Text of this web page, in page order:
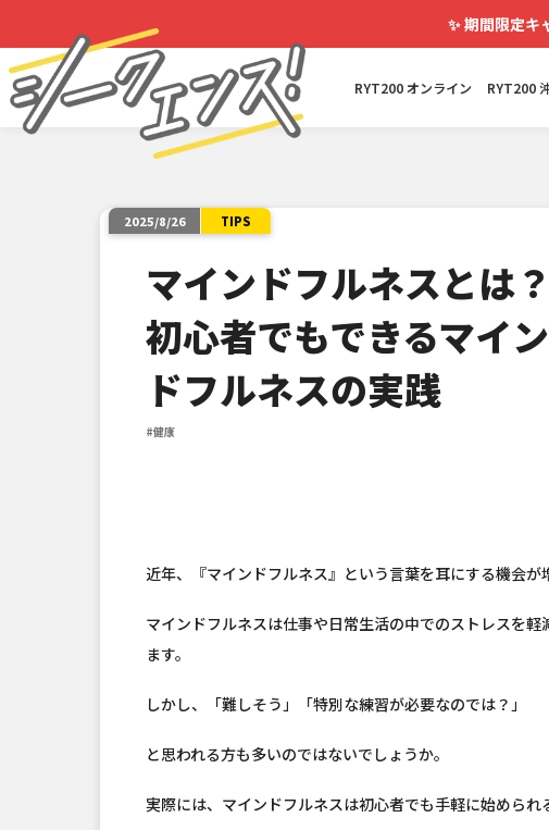
✨期間限定キ
RYT200 オンライン RYT200
2025/8/26 TIPS
マインドフルネスとは？
初心者でもできるマイン
ドフルネスの実践
#健康
近年、『マインドフルネス』という言葉を耳にする機会が
マインドフルネスは仕事や日常生活の中でのストレスを
ます。
しかし、「難しそう」「特別な練習が必要なのでは？」
と思われる方も多いのではないでしょうか。
実際には、マインドフルネスは初心者でも手軽に始められ